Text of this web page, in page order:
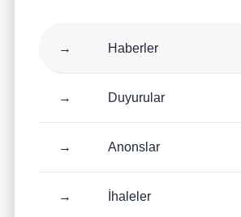
→ Haberler
→ Duyurular
→ Anonslar
→ İhaleler